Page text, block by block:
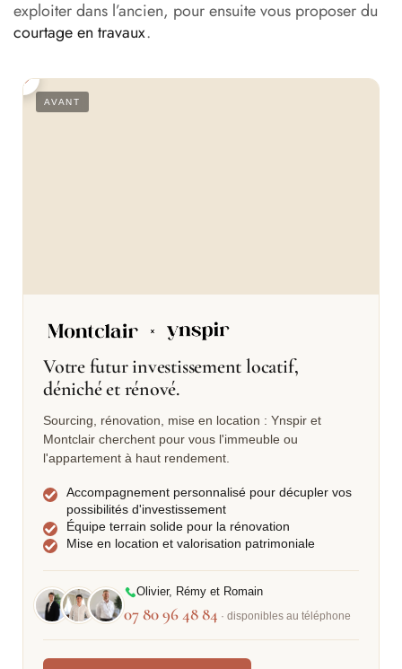
exploiter dans l’ancien, pour ensuite vous proposer du
courtage en travaux.
Votre futur investissement locatif,
déniché et rénové.
Sourcing, rénovation, mise en location : Ynspir et
Montclair cherchent pour vous l'immeuble ou
l'appartement à haut rendement.
Accompagnement personnalisé pour décupler vos
possibilités d'investissement
Équipe terrain solide pour la rénovation
Mise en location et valorisation patrimoniale
Olivier, Rémy et Romain
07 80 96 48 84 · disponibles au téléphone
AVANT